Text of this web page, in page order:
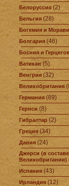
Белоруссия (2)
Бельгия (28)
Богемия и
Болгария (46)
Босния и
Ватикан(5)
Венгрия (32)
Великобритания
Германия (89)
Гернси(8)
Гибралтар (2)
Греция (34)
Дания (24)
Джерси (в составе
Великобритании)
Испания (43)
Ирландия (12)